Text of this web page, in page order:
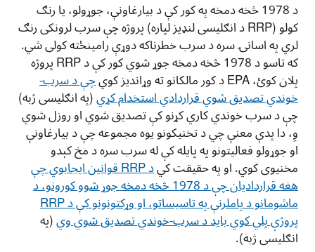
د 1978 څخه دمخه په کور کې د بیارغاونې، جوړولو، یا رنګ
کولو (RRP د انګلیسی لنډیز لپاره) پروژه چې سرب لرونکی رنګ
لري په اسانۍ سره د سرب خطرناکه دوړې رامینځته کولی شي.
که تاسو د 1978 څخه دمخه جوړ شوي کور کې د RRP پروژه
پلان کوئ، EPA د کور مالکانو ته وړاندیز کوي چې د سرب-
خوندي تصدیق شوي قراردادي استخدام کړي(په انګلیسی ژبه)
چې د سرب خوندي کاري کړنو کې تصدیق شوي او روزل شوي
وِ، دا پدې معنې چي د تخنیکونو یوه مجموعه چې د بیارغاونې
او جوړولو فعالیتونو په پایله کې له سرب سره د مخ کېدو
مخنیوی کوي. او په حقيقت کي د RRP قوانین ایجابوي چې
هغه قراردادیان چې د 1978 څخه دمخه جوړ شوو کورونو، د
ماشومانو د پاملرنې په تاسیساتو، او وړکتونونو کې د RRP
پروژې پلي کوي باید د سرب-خوندي تصدیق شوي وي(په
انګلیسی ژبه).